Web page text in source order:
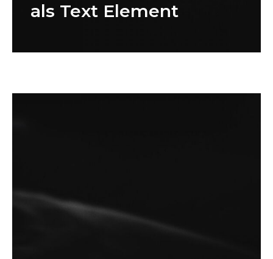
als Text Element